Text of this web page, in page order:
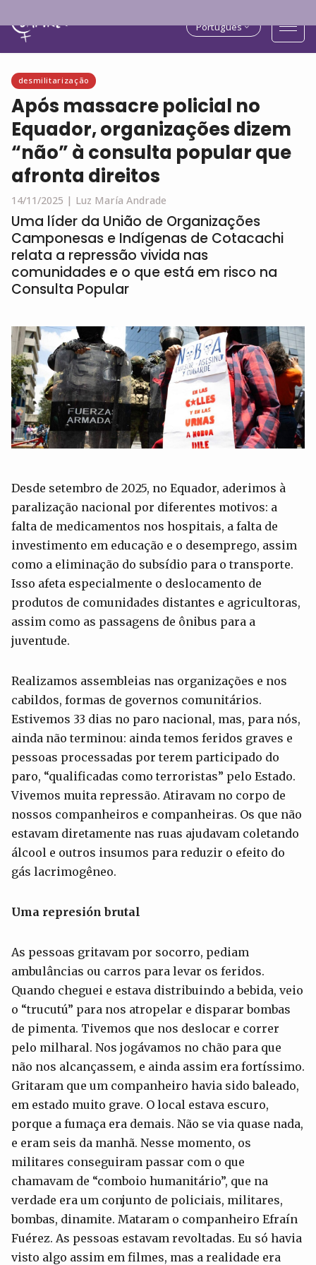
Português
desmilitarização
Após massacre policial no
Equador, organizações dizem
“não” à consulta popular que
afronta direitos
14/11/2025 | Luz María Andrade
Uma líder da União de Organizações
Camponesas e Indígenas de Cotacachi
relata a repressão vivida nas
comunidades e o que está em risco na
Consulta Popular
Desde setembro de 2025, no Equador, aderimos à
paralização nacional por diferentes motivos: a
falta de medicamentos nos hospitais, a falta de
investimento em educação e o desemprego, assim
como a eliminação do subsídio para o transporte.
Isso afeta especialmente o deslocamento de
produtos de comunidades distantes e agricultoras,
assim como as passagens de ônibus para a
juventude.
Realizamos assembleias nas organizações e nos
cabildos, formas de governos comunitários.
Estivemos 33 dias no paro nacional, mas, para nós,
ainda não terminou: ainda temos feridos graves e
pessoas processadas por terem participado do
paro, “qualificadas como terroristas” pelo Estado.
Vivemos muita repressão. Atiravam no corpo de
nossos companheiros e companheiras. Os que não
estavam diretamente nas ruas ajudavam coletando
álcool e outros insumos para reduzir o efeito do
gás lacrimogêneo.
Uma represión brutal
As pessoas gritavam por socorro, pediam
ambulâncias ou carros para levar os feridos.
Quando cheguei e estava distribuindo a bebida, veio
o “trucutú” para nos atropelar e disparar bombas
de pimenta. Tivemos que nos deslocar e correr
pelo milharal. Nos jogávamos no chão para que
não nos alcançassem, e ainda assim era fortíssimo.
Gritaram que um companheiro havia sido baleado,
em estado muito grave. O local estava escuro,
porque a fumaça era demais. Não se via quase nada,
e eram seis da manhã. Nesse momento, os
militares conseguiram passar com o que
chamavam de “comboio humanitário”, que na
verdade era um conjunto de policiais, militares,
bombas, dinamite. Mataram o companheiro Efraín
Fuérez. As pessoas estavam revoltadas. Eu só havia
visto algo assim em filmes, mas a realidade era